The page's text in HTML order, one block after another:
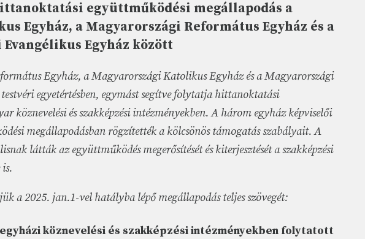
együttműködési megállapodás a
Egyház, a Magyarországi Református Egyház és a
Egyház között
Egyház, a Magyarországi Katolikus Egyház és a Magyarországi
egyetértésben, egymást segítve folytatja hittanoktatási
köznevelési és szakképzési intézményekben. A három egyház képviselői
megállapodásban rögzítették a kölcsönös támogatás szabályait. A
látták az együttműködés megerősítését és kiterjesztését a szakképzési
a 2025. jan.1-vel hatályba lépő megállapodás teljes szövegét:
köznevelési és szakképzési intézményekben folytatott